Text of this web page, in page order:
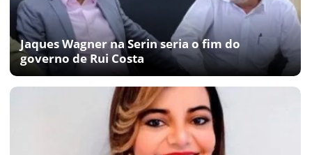
Jaques Wagner na Serin seria o fim do
governo de Rui Costa